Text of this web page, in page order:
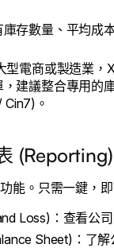
存數量、平均成
型電商或製造業，
建議整合專用的
。
(Reporting)
能。只需一鍵，即
Loss)：查看公
Sheet)：了